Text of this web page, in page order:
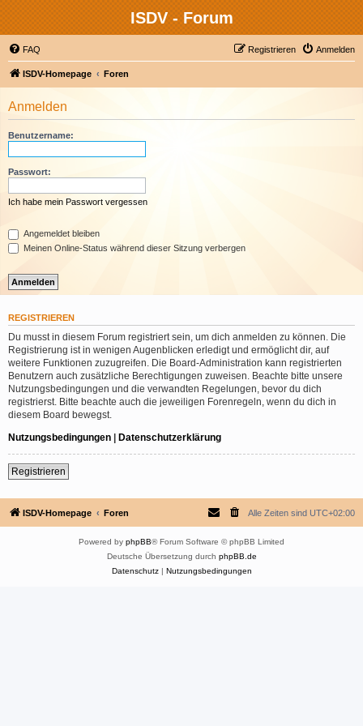
ISDV - Forum
FAQ Anmelden
Registrieren
ISDV-Homepage Foren
Anmelden
Benutzername:
Passwort:
Ich habe mein Passwort vergessen
Angemeldet bleiben
Meinen Online-Status während dieser Sitzung verbergen
REGISTRIEREN
Du musst in diesem Forum registriert sein, um dich anmelden zu können. Die
Registrierung ist in wenigen Augenblicken erledigt und ermöglicht dir, auf
weitere Funktionen zuzugreifen. Die Board-Administration kann registrierten
Benutzern auch zusätzliche Berechtigungen zuweisen. Beachte bitte unsere
Nutzungsbedingungen und die verwandten Regelungen, bevor du dich
registrierst. Bitte beachte auch die jeweiligen Forenregeln, wenn du dich in
diesem Board bewegst.
Nutzungsbedingungen | Datenschutzerklärung
Registrieren
ISDV-Homepage Foren Alle Zeiten sind UTC+02:00
Powered by phpBB® Forum Software © phpBB Limited
Deutsche Übersetzung durch phpBB.de
Datenschutz| Nutzungsbedingungen